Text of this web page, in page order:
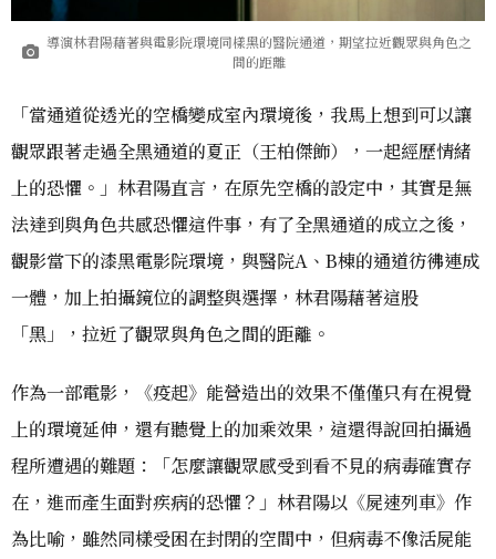
導演林君陽藉著與電影院環境同樣黑的醫院通道，期望拉近觀眾與角色之
間的距離
「當通道從透光的空橋變成室內環境後，我馬上想到可以讓
觀眾跟著走過全黑通道的夏正（王柏傑飾），一起經歷情緒
上的恐懼。」林君陽直言，在原先空橋的設定中，其實是無
法達到與角色共感恐懼這件事，有了全黑通道的成立之後，
觀影當下的漆黑電影院環境，與醫院A、B棟的通道彷彿連成
一體，加上拍攝鏡位的調整與選擇，林君陽藉著這股
「黑」，拉近了觀眾與角色之間的距離。
作為一部電影，《疫起》能營造出的效果不僅僅只有在視覺
上的環境延伸，還有聽覺上的加乘效果，這還得說回拍攝過
程所遭遇的難題：「怎麼讓觀眾感受到看不見的病毒確實存
在，進而產生面對疾病的恐懼？」林君陽以《屍速列車》作
為比喻，雖然同樣受困在封閉的空間中，但病毒不像活屍能